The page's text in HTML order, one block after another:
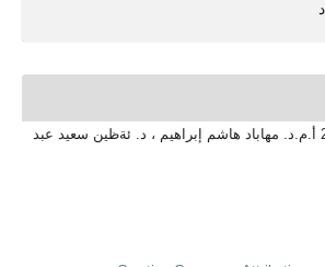
الحقوق الفكرية (c) 2025 أ.م.د. مهاباد هاشم إبراهيم ، د. ئةظين سعيد عبد